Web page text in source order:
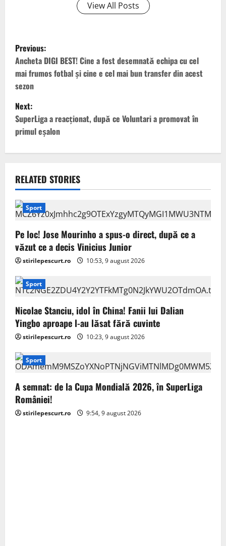
View All Posts
P
o
s
t
n
a
v
i
g
a
t
i
o
n
Previous:
Ancheta DIGI BEST! Cine a fost desemnată echipa cu cel
mai frumos fotbal și cine e cel mai bun transfer din acest
sezon
Next:
SuperLiga a reacționat, după ce Voluntari a promovat în
primul eșalon
RELATED STORIES
Sport
Pe loc! Jose Mourinho a spus-o direct, după ce a
văzut ce a decis Vinicius Junior
stirilepescurt.ro 10:53, 9 august 2026
Sport
Nicolae Stanciu, idol în China! Fanii lui Dalian
Yingbo aproape l-au lăsat fără cuvinte
stirilepescurt.ro 10:23, 9 august 2026
Sport
A semnat: de la Cupa Mondială 2026, în SuperLiga
României!
stirilepescurt.ro 9:54, 9 august 2026